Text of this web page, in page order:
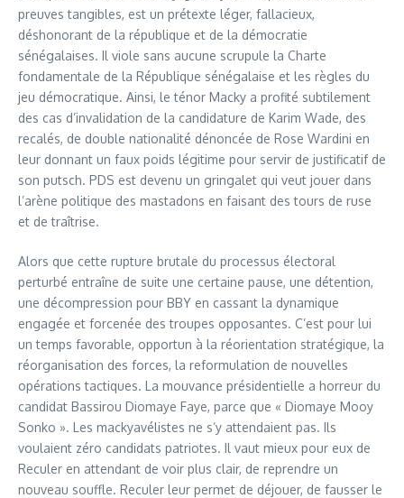
preuves tangibles, est un prétexte léger, fallacieux,
déshonorant de la république et de la démocratie
sénégalaises. Il viole sans aucune scrupule la Charte
fondamentale de la République sénégalaise et les règles du
jeu démocratique. Ainsi, le ténor Macky a profité subtilement
des cas d’invalidation de la candidature de Karim Wade, des
recalés, de double nationalité dénoncée de Rose Wardini en
leur donnant un faux poids légitime pour servir de justificatif de
son putsch. PDS est devenu un gringalet qui veut jouer dans
l’arène politique des mastadons en faisant des tours de ruse
et de traîtrise.
Alors que cette rupture brutale du processus électoral
perturbé entraîne de suite une certaine pause, une détention,
une décompression pour BBY en cassant la dynamique
engagée et forcenée des troupes opposantes. C’est pour lui
un temps favorable, opportun à la réorientation stratégique, la
réorganisation des forces, la reformulation de nouvelles
opérations tactiques. La mouvance présidentielle a horreur du
candidat Bassirou Diomaye Faye, parce que « Diomaye Mooy
Sonko ». Les mackyavélistes ne s’y attendaient pas. Ils
voulaient zéro candidats patriotes. Il vaut mieux pour eux de
Reculer en attendant de voir plus clair, de reprendre un
nouveau souffle. Reculer leur permet de déjouer, de fausser le